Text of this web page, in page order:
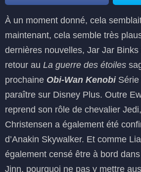
À un moment donné, cela
maintenant, cela semble très
dernières nouvelles, Jar Jar Binks
retour au La guerre des étoiles
prochaine Obi-Wan Kenobi
paraître sur Disney Plus. Outre
reprend son rôle de chevalier
Christensen a également été
d’Anakin Skywalker. Et comme
également censé être à bord
Jinn, pourquoi ne pas y mettre